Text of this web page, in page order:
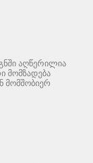
აღწერილია
მომზადება
მომშობიერ